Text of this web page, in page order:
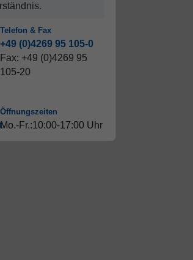
Telefon & Fax
+49 (0)4269 95 105-0
Fax: +49 (0)4269 95
105-20
Öffnungszeiten
Mo.-Fr.:10:00-17:00 Uhr